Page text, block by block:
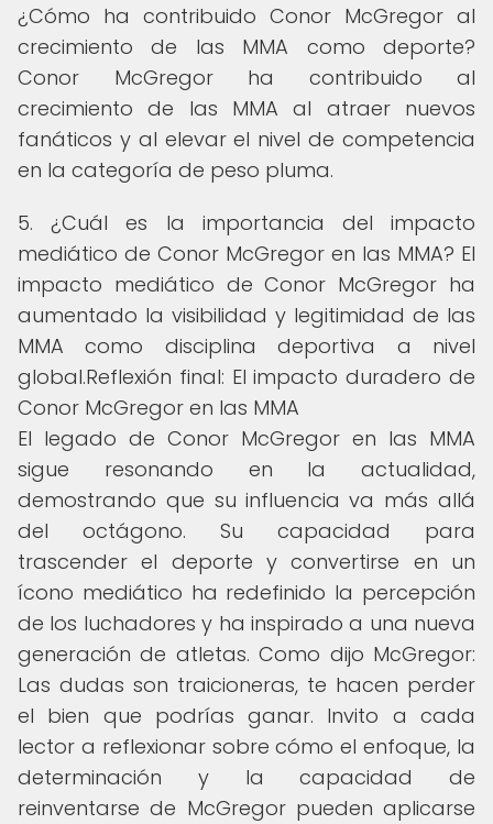
¿Cómo ha contribuido Conor McGregor al
crecimiento de las MMA como deporte?
Conor McGregor ha contribuido al
crecimiento de las MMA al atraer nuevos
fanáticos y al elevar el nivel de competencia
en la categoría de peso pluma.
5. ¿Cuál es la importancia del impacto
mediático de Conor McGregor en las MMA? El
impacto mediático de Conor McGregor ha
aumentado la visibilidad y legitimidad de las
MMA como disciplina deportiva a nivel
global.Reflexión final: El impacto duradero de
Conor McGregor en las MMA
El legado de Conor McGregor en las MMA
sigue resonando en la actualidad,
demostrando que su influencia va más allá
del octágono. Su capacidad para
trascender el deporte y convertirse en un
ícono mediático ha redefinido la percepción
de los luchadores y ha inspirado a una nueva
generación de atletas. Como dijo McGregor:
Las dudas son traicioneras, te hacen perder
el bien que podrías ganar. Invito a cada
lector a reflexionar sobre cómo el enfoque, la
determinación y la capacidad de
reinventarse de McGregor pueden aplicarse